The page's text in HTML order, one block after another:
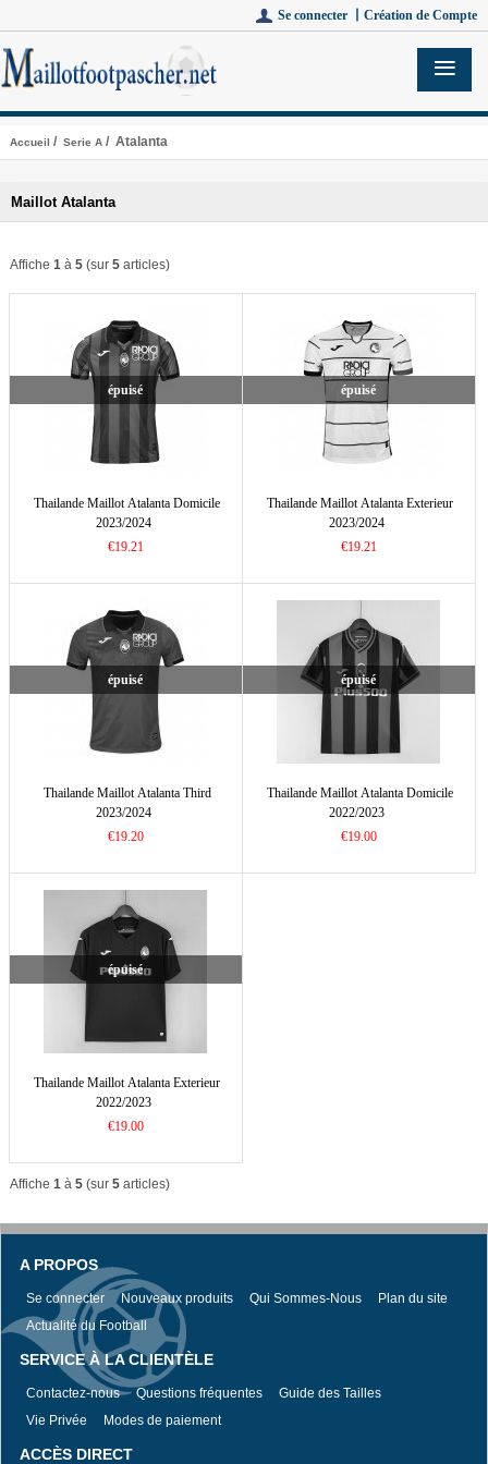
Se connecter 丨 Création de Compte
Accueil / Serie A/ Atalanta
Maillot Atalanta
Affiche 1à 5(sur 5articles)
épuisé
Thailande Maillot Atalanta Domicile
2023/2024
€19.21
épuisé
Thailande Maillot Atalanta Exterieur
2023/2024
€19.21
épuisé
Thailande Maillot Atalanta Third
2023/2024
€19.20
épuisé
Thailande Maillot Atalanta Domicile
2022/2023
€19.00
épuisé
Thailande Maillot Atalanta Exterieur
2022/2023
€19.00
Affiche 1à 5(sur 5articles)
A PROPOS
Se connecter Nouveaux produits Qui Sommes-Nous
Plan du site
Actualité du Football
SERVICE À LA CLIENTÈLE
Contactez-nous Questions fréquentes
Guide des Tailles
Vie Privée
Modes de paiement
ACCÈS DIRECT